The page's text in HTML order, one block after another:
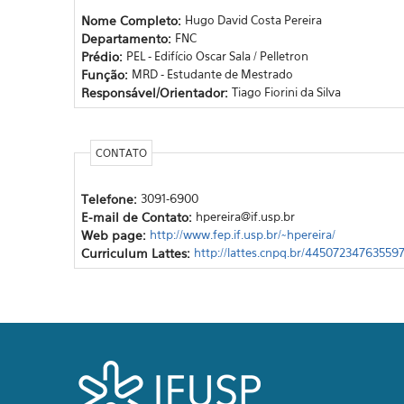
Nome Completo: Hugo David Costa Pereira
Departamento: FNC
Prédio: PEL - Edifício Oscar Sala / Pelletron
Função: MRD - Estudante de Mestrado
Responsável/Orientador: Tiago Fiorini da Silva
CONTATO
Telefone: 3091-6900
E-mail de Contato: hpereira@if.usp.br
Web page: http://www.fep.if.usp.br/~hpereira/
Curriculum Lattes: http://lattes.cnpq.br/